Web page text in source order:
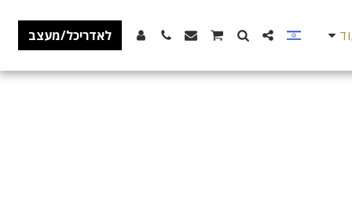
לאדריכל/מעצב